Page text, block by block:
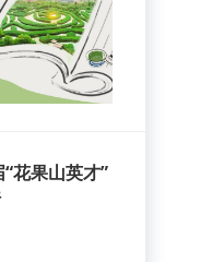
花果山英才”